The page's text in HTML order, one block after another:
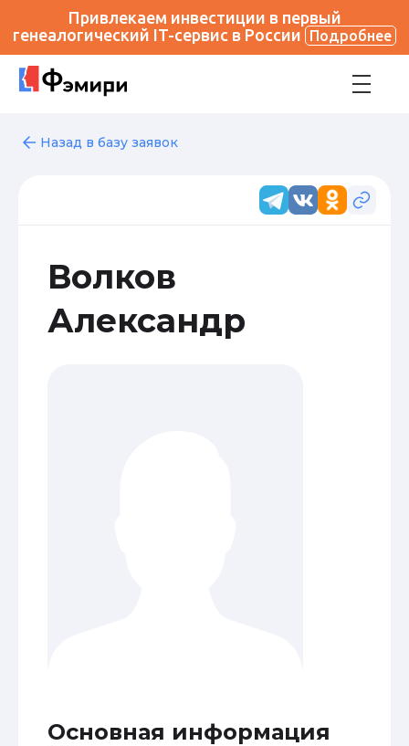
Привлекаем инвестиции в первый
генеалогический IT-сервис в России
Подробнее
Назад в базу заявок
Волков
Александр
Основная информация